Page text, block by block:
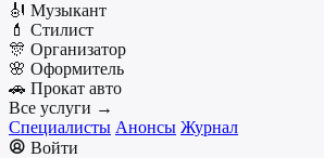
🎻 Музыкант
💄 Стилист
🎊 Организатор
🌸 Оформитель
🚗 Прокат авто
Все услуги →
Специалисты Анонсы Журнал
Войти